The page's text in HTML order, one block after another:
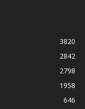
3820
2842
2798
1958
646